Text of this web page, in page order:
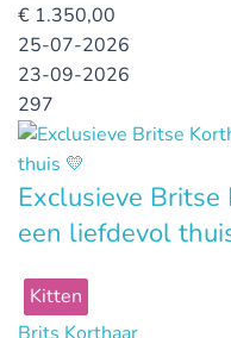
€ 1.350,00
25-07-2026
23-09-2026
297
Exclusieve
een liefdevol
Kitten